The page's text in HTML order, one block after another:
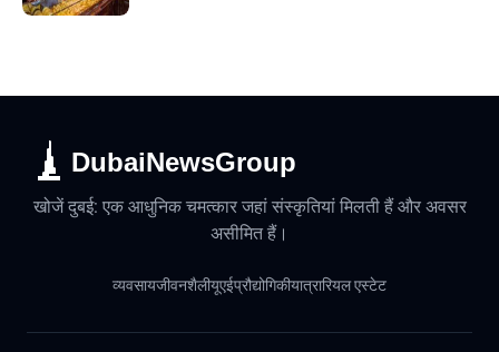
DubaiNewsGroup
खोजें दुबई: एक आधुनिक चमत्कार जहां संस्कृतियां मिलती हैं और अवसर
असीमित हैं।
व्यवसायजीवनशैलीयूएईप्रौद्योगिकीयात्रारियल एस्टेट